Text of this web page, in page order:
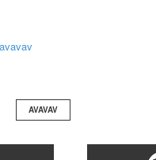
AVAVAV